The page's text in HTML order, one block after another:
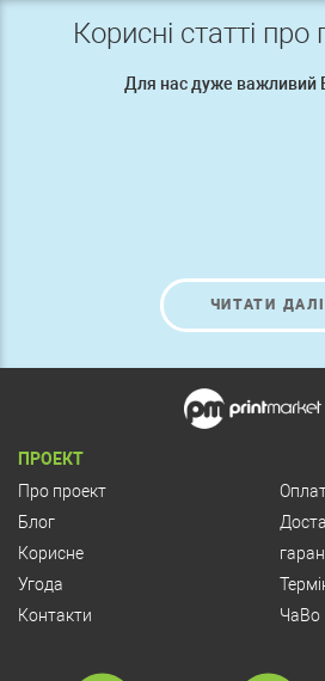
Корисні статті про
Для нас дуже важливий
ЧИТАТИ ДАЛІ
ПРОЕКТ
Про проект
Блог
Корисне
Угода
Контакти
ЧаВо